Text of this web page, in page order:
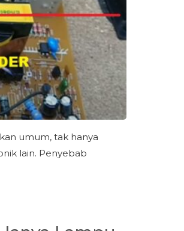
umum, tak hanya
lain. Penyebab